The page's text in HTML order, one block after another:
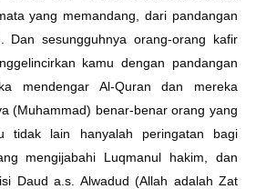
yang memandang, dari pandangan
Dan sesungguhnya orang-orang kafir
kamu dengan pandangan
mendengar Al-Quran dan mereka
(Muhammad) benar-benar orang yang
tidak lain hanyalah peringatan bagi
mengijabahi Luqmanul hakim, dan
Daud a.s. Alwadud (Allah adalah Zat